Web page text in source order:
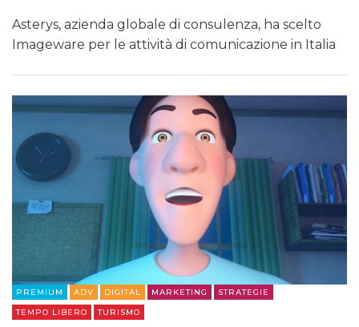
Asterys, azienda globale di consulenza, ha scelto
Imageware per le attività di comunicazione in Italia
PREMIUM ADV DIGITAL MARKETING
STRATEGIE
TEMPO LIBERO
TURISMO